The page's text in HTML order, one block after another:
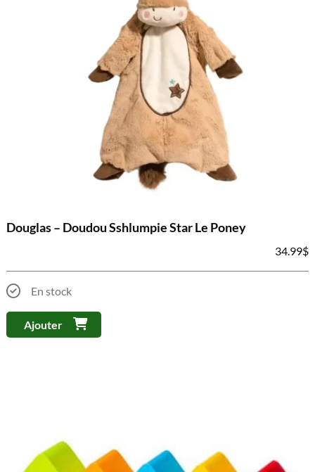
Douglas – Doudou Sshlumpie Star Le Poney
34.99$
En stock
Ajouter